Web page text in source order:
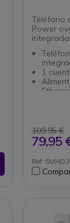
Teléfono
Power
integrada
1
109,95 €
79,95
Ref: